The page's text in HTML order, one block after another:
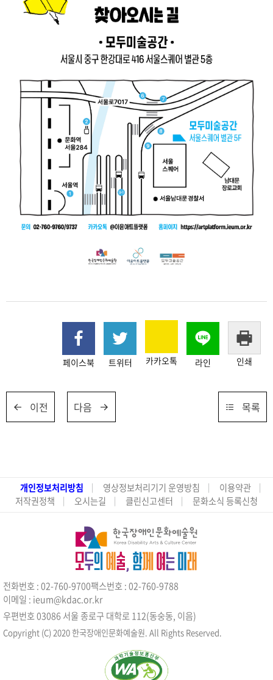
페이스북 트위터 카카오톡 라인 인쇄
이전 다음 목록
개인정보처리방침 영상정보처리기기 운영방침
이용약관
저작권정책
오시는길 클린신고센터 문화소식 등록신청
전화번호 : 02-760-9700팩스번호 : 02-760-9788
이메일 : ieum@kdac.or.kr
우편번호 03086 서울 종로구 대학로 112(동숭동, 이음)
Copyright (C) 2020 한국장애인문화예술원. All Rights Reserved.